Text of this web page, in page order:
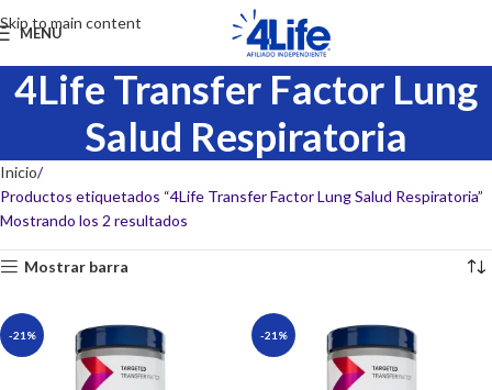
Skip to main content
MENU
4Life Transfer Factor Lung
Salud Respiratoria
Inicio
Productos etiquetados “4Life Transfer Factor Lung Salud Respiratoria”
Mostrando los 2 resultados
Mostrar barra
-21% -21%